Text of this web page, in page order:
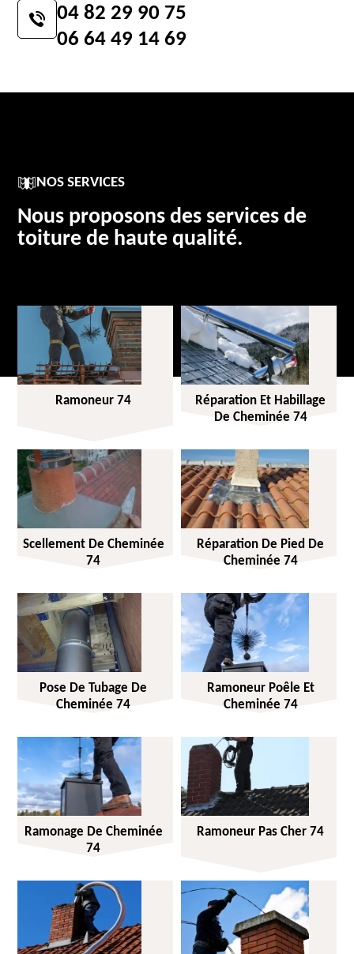
04 82 29 90 75
06 64 49 14 69
NOS SERVICES
Nous proposons des services de
toiture de haute qualité.
Ramoneur 74
Réparation Et Habillage
De Cheminée 74
Scellement De Cheminée
74
Réparation De Pied De
Cheminée 74
Pose De Tubage De
Cheminée 74
Ramoneur Poêle Et
Cheminée 74
Ramonage De Cheminée
74
Ramoneur Pas Cher 74